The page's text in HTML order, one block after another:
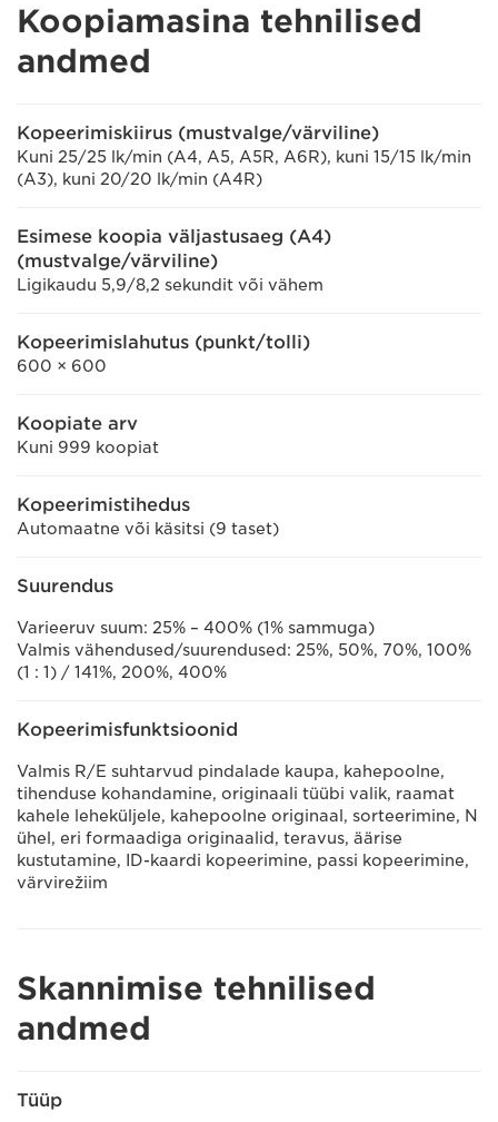
Koopiamasina tehnilised
andmed
Kopeerimiskiirus (mustvalge/värviline)
Kuni 25/25 lk/min (A4, A5, A5R, A6R), kuni 15/15 lk/min
(A3), kuni 20/20 lk/min (A4R)
Esimese koopia väljastusaeg (A4)
(mustvalge/värviline)
Ligikaudu 5,9/8,2 sekundit või vähem
Kopeerimislahutus (punkt/tolli)
600 × 600
Koopiate arv
Kuni 999 koopiat
Kopeerimistihedus
Automaatne või käsitsi (9 taset)
Suurendus
Varieeruv suum: 25% – 400% (1% sammuga)
Valmis vähendused/suurendused: 25%, 50%, 70%, 100%
(1 : 1) / 141%, 200%, 400%
Kopeerimisfunktsioonid
Valmis R/E suhtarvud pindalade kaupa, kahepoolne,
tihenduse kohandamine, originaali tüübi valik, raamat
kahele leheküljele, kahepoolne originaal, sorteerimine, N
ühel, eri formaadiga originaalid, teravus, äärise
kustutamine, ID-kaardi kopeerimine, passi kopeerimine,
värvirežiim
Skannimise tehnilised
andmed
Tüüp